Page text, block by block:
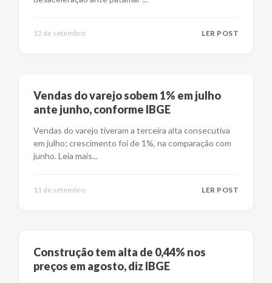
12 de setembro LER POST
Vendas do varejo sobem 1% em julho
ante junho, conforme IBGE
Vendas do varejo tiveram a terceira alta consecutiva
em julho; crescimento foi de 1%, na comparação com
junho. Leia mais...
11 de setembro LER POST
Construção tem alta de 0,44% nos
preços em agosto, diz IBGE